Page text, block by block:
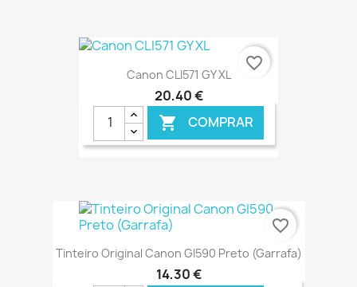
€ ONLINE
Canon CLI571 GY XL
20,40 €
 COMPRAR
€ ONLINE
favorite_border
Tinteiro Original Canon GI590 Preto (Garrafa)
14,30 €
favorite_border